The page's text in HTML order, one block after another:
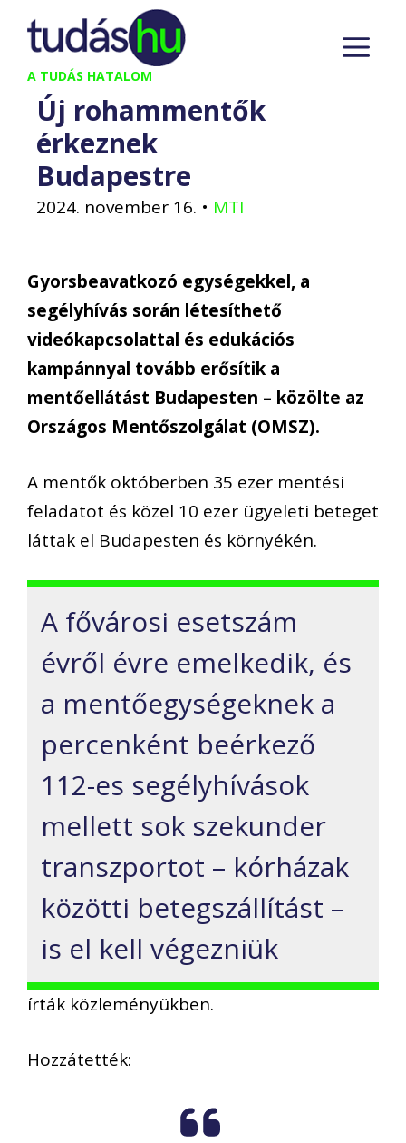
Kilépés
tartalomba
A TUDÁS HATALOM
Új rohammentők
érkeznek
Budapestre
2024. november 16. • MTI
Gyorsbeavatkozó egységekkel, a
segélyhívás során létesíthető
videókapcsolattal és edukációs
kampánnyal tovább erősítik a
mentőellátást Budapesten – közölte az
Országos Mentőszolgálat (OMSZ).
A mentők októberben 35 ezer mentési
feladatot és közel 10 ezer ügyeleti beteget
láttak el Budapesten és környékén.
A fővárosi esetszám
évről évre emelkedik, és
a mentőegységeknek a
percenként beérkező
112-es segélyhívások
mellett sok szekunder
transzportot – kórházak
közötti betegszállítást –
is el kell végezniük
írták közleményükben.
Hozzátették: